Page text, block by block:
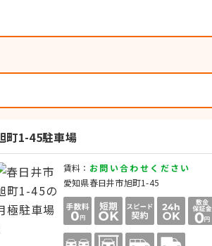
町1-45駐車場
賃料： お問い合わせください
愛知県春日井市旭町1-45